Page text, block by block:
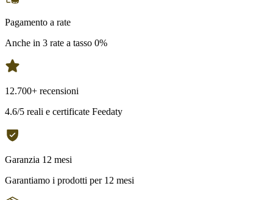
Pagamento a rate
Anche in 3 rate a tasso 0%
12.700+ recensioni
4.6/5 reali e certificate Feedaty
Garanzia 12 mesi
Garantiamo i prodotti per 12 mesi